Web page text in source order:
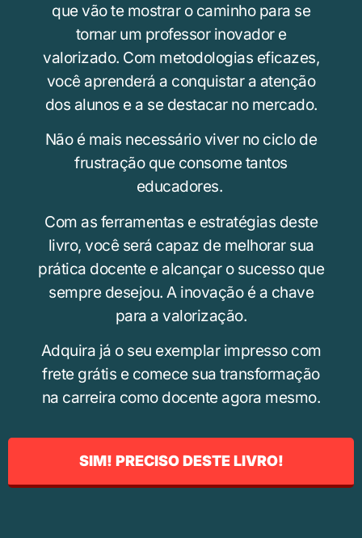
que vão te mostrar o caminho para se
tornar um professor inovador e
valorizado. Com metodologias eficazes,
você aprenderá a conquistar a atenção
dos alunos e a se destacar no mercado.
Não é mais necessário viver no ciclo de
frustração que consome tantos
educadores.
Com as ferramentas e estratégias deste
livro, você será capaz de melhorar sua
prática docente e alcançar o sucesso que
sempre desejou. A inovação é a chave
para a valorização.
Adquira já o seu exemplar impresso com
frete grátis e comece sua transformação
na carreira como docente agora mesmo.
SIM! PRECISO DESTE LIVRO!